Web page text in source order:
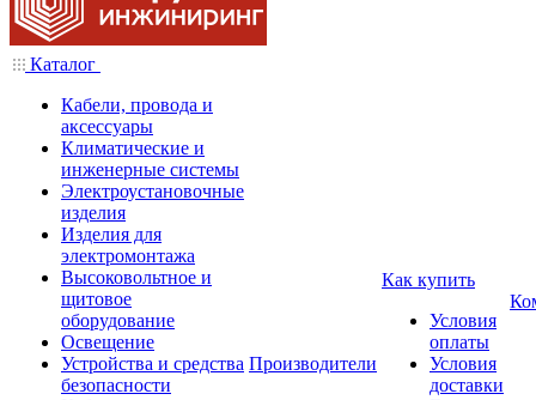
Каталог
Кабели, провода и
аксессуары
Климатические и
инженерные системы
Электроустановочные
изделия
Изделия для
электромонтажа
Высоковольтное и
щитовое
оборудование
Освещение
Устройства и средства
безопасности
Производители
Как купить
Условия
оплаты
Условия
доставки